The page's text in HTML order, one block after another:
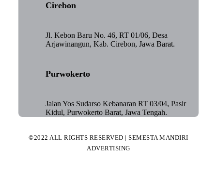
Cirebon
Jl. Kebon Baru No. 46, RT 01/06, Desa
Arjawinangun, Kab. Cirebon, Jawa Barat.
Purwokerto
Jalan Yos Sudarso Kebanaran RT 03/04, Pasir
Kidul, Purwokerto Barat, Jawa Tengah.
©2022 ALL RIGHTS RESERVED | SEMESTA MANDIRI
ADVERTISING